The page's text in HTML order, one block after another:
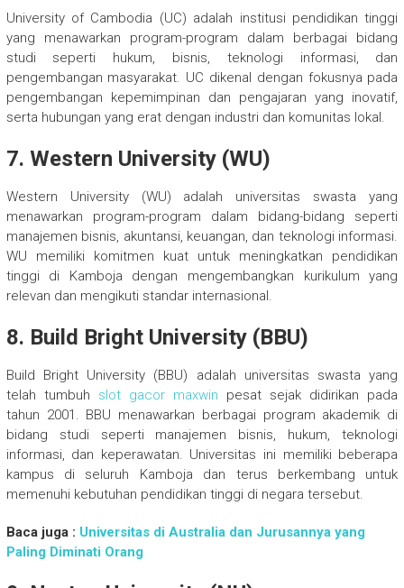
University of Cambodia (UC) adalah institusi pendidikan tinggi
yang menawarkan program-program dalam berbagai bidang
studi seperti hukum, bisnis, teknologi informasi, dan
pengembangan masyarakat. UC dikenal dengan fokusnya pada
pengembangan kepemimpinan dan pengajaran yang inovatif,
serta hubungan yang erat dengan industri dan komunitas lokal.
7. Western University (WU)
Western University (WU) adalah universitas swasta yang
menawarkan program-program dalam bidang-bidang seperti
manajemen bisnis, akuntansi, keuangan, dan teknologi informasi.
WU memiliki komitmen kuat untuk meningkatkan pendidikan
tinggi di Kamboja dengan mengembangkan kurikulum yang
relevan dan mengikuti standar internasional.
8. Build Bright University (BBU)
Build Bright University (BBU) adalah universitas swasta yang
telah tumbuh slot gacor maxwin pesat sejak didirikan pada
tahun 2001. BBU menawarkan berbagai program akademik di
bidang studi seperti manajemen bisnis, hukum, teknologi
informasi, dan keperawatan. Universitas ini memiliki beberapa
kampus di seluruh Kamboja dan terus berkembang untuk
memenuhi kebutuhan pendidikan tinggi di negara tersebut.
Baca juga : Universitas di Australia dan Jurusannya yang
Paling Diminati Orang